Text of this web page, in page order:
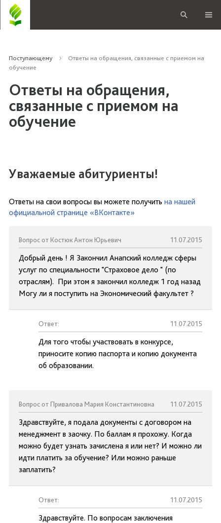
Поступающему
Ответы на обращения, связанные с приемом на
обучение
Ответы на обращения,
связанные с приемом на
обучение
Уважаемые абитуриенты!
Ответы на свои вопросы вы можете получить на нашей
официальной странице «ВКонтакте»
Вопрос от Костюк Антон Юрьевич 11.07.2015
Добрый день ! Я Закончил Анапский колледж сферы
услуг по специальности "Страховое дело " (по
отраслям). При этом я закончил колледж 1 год назад
Могу ли я поступить на Экономический факультет ?
Ответ: 11.07.2015
Для того чтобы участвовать в конкурсе,
приносите копию паспорта и копию документа
об образовании.
Вопрос от Привалова Мария Константиновна 11.07.2015
Здравствуйте, я подала документы с договором на
менеджмент в заочку. По баллам я прохожу. Когда
можно будет узнать зачислена я или нет? И можно ли
идти платить за обучение? Или можно раньше
заплатить?
Ответ: 11.07.2015
Здравствуйте. По вопросам заключения